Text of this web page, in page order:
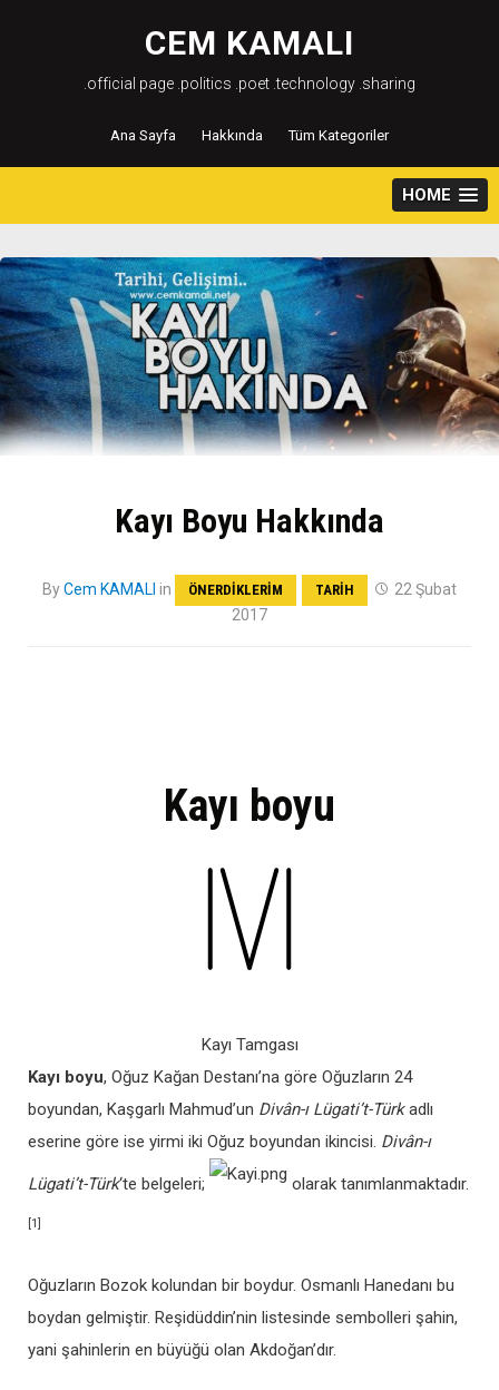
content
CEM KAMALI
.official page .politics .poet .technology .sharing
Ana Sayfa Hakkında Tüm Kategoriler
HOME
Kayı Boyu Hakkında
ByCem KAMALI in ÖNERDIKLERIM TARIH
22 Şubat
2017
Kayı boyu
Kayı Tamgası
Kayı boyu, Oğuz Kağan Destanı’na göre Oğuzların 24
boyundan, Kaşgarlı Mahmud’un Divân-ı Lügati’t-Türkadlı
eserine göre ise yirmi iki Oğuz boyundan ikincisi. Divân-ı
Lügati’t-Türk‘te belgeleri; olarak tanımlanmaktadır.
[1]
Oğuzların Bozok kolundan bir boydur. Osmanlı Hanedanı bu
boydan gelmiştir. Reşidüddin’nin listesinde sembolleri şahin,
yani şahinlerin en büyüğü olan Akdoğan’dır.